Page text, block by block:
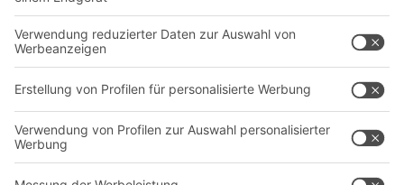
Regalsysteme
Transportsysteme
Dienstleistungen
Unternehmen
Über uns
Follow us